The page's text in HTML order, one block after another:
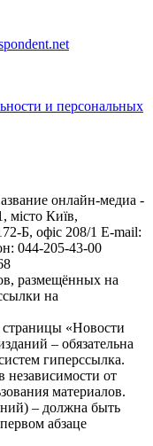
и персональных
онлайн-медиа -
місто Київ,
Б, офіс 208/1 E-mail:
044-205-43-00
размещённых на
на
«Новости
– обязательна
гиперссылка.
от
материалов.
– должна быть
абзаце